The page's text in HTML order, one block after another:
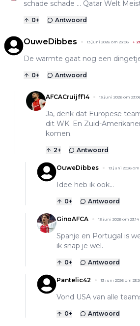
schade schade ... Qatar Welt Meister
0+ Antwoord
OuweDibbes 13 juni 2026 om 23:06 +
De warmte gaat nog een
0+ Antwoord
AFCACruijff14 13 juni 2026 om
Ja, denk dat Europese
dit WK. En Zuid-
komen.
2+ Antwoord
OuweDibbes 13 juni 2026 om
Idee heb ik ook...
0+ Antwoord
GinoAFCA 13 juni 2026 om 23:14
Spanje en Portugal is
ik snap je wel.
0+ Antwoord
Pantelic42 13 juni 2026 om
Vond USA van alle
0+ Antwoord